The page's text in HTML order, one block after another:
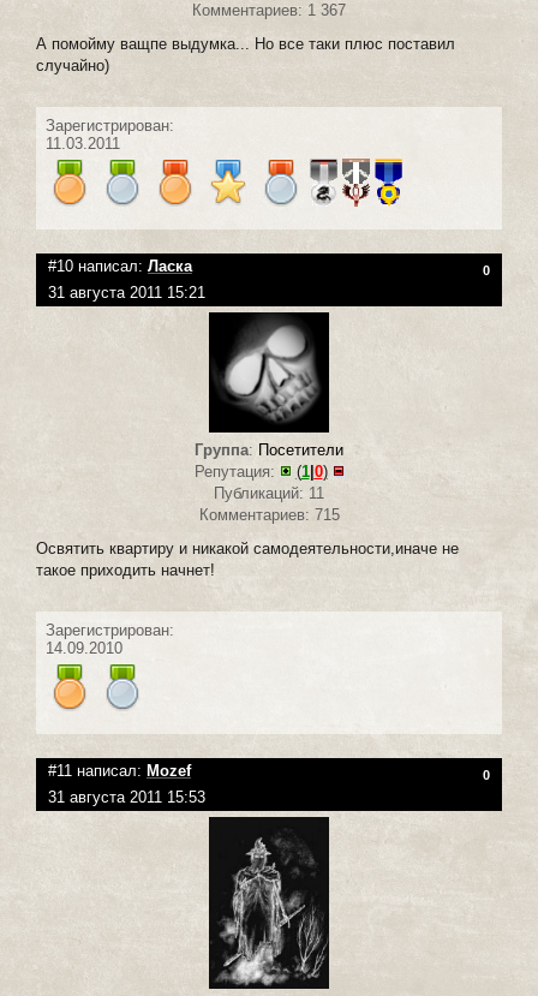
Комментариев: 1 367
А помойму ващпе выдумка... Но все таки плюс поставил
случайно)
Зарегистрирован:
11.03.2011
#10 написал: Ласка 0
31 августа 2011 15:21
Группа: Посетители
Репутация:
(1| 0)
Публикаций: 11
Комментариев: 715
Освятить квартиру и никакой самодеятельности,иначе не
такое приходить начнет!
Зарегистрирован:
14.09.2010
#11 написал: Mozef 0
31 августа 2011 15:53